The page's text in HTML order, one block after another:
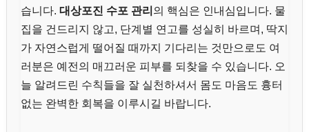
습니다. 대상포진 수포 관리 의 핵심은 인내심입니다. 물
집을 건드리지 않고, 단계별 연고를 성실히 바르며, 딱지
가 자연스럽게 떨어질 때까지 기다리는 것만으로도 여
러분은 예전의 매끄러운 피부를 되찾을 수 있습니다. 오
늘 알려드린 수칙들을 잘 실천하셔서 몸도 마음도 흉터
없는 완벽한 회복을 이루시길 바랍니다.